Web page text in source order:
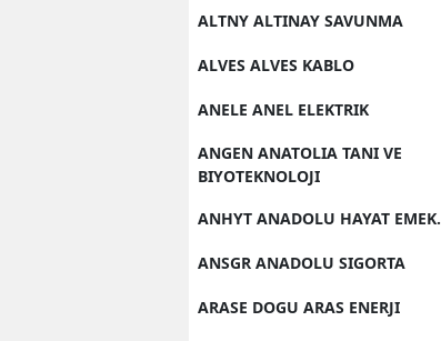
ALTNY ALTINAY SAVUNMA
ALVES ALVES KABLO
ANELE ANEL ELEKTRIK
ANGEN ANATOLIA TANI VE
BIYOTEKNOLOJI
ANHYT ANADOLU HAYAT EMEK.
ANSGR ANADOLU SIGORTA
ARASE DOGU ARAS ENERJI